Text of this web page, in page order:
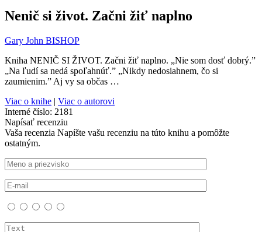
Nenič si život. Začni žiť naplno
Gary John BISHOP
Kniha NENIČ SI ŽIVOT. Začni žiť naplno. „Nie som dosť dobrý.”
„Na ľudí sa nedá spoľahnúť.” „Nikdy nedosiahnem, čo si
zaumienim.” Aj vy sa občas …
Viac o knihe | Viac o autorovi
Interné číslo: 2181
Napísať recenziu
Vaša recenzia Napíšte vašu recenziu na túto knihu a pomôžte
ostatným.